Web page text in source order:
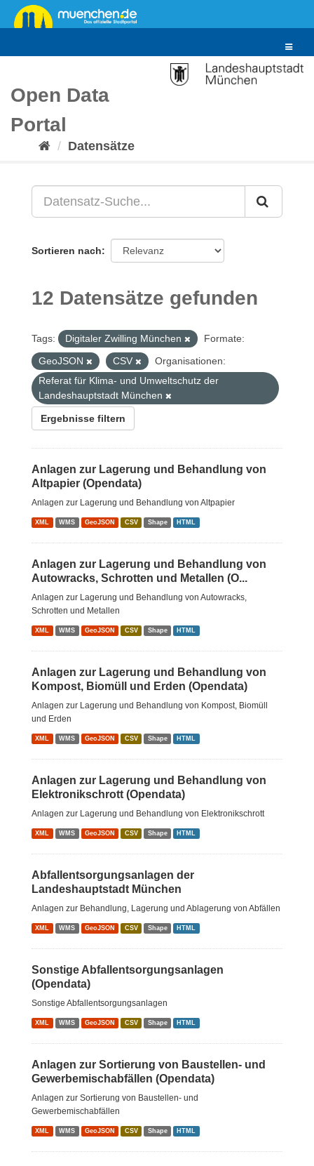
Überspringen
zum
Toggle
Open Data
Portal
Datensätze
Sortieren nach
12 Datensätze gefunden
Tags: Digitaler Zwilling München
Formate:
GeoJSON
CSV
Organisationen:
Referat für Klima- und Umweltschutz der
Landeshauptstadt München
Ergebnisse filtern
Anlagen zur Lagerung und Behandlung von
Altpapier (Opendata)
Anlagen zur Lagerung und Behandlung von Altpapier
XML WMS GeoJSON CSV Shape HTML
Anlagen zur Lagerung und Behandlung von
Autowracks, Schrotten und Metallen (O...
Anlagen zur Lagerung und Behandlung von Autowracks,
Schrotten und Metallen
XML WMS GeoJSON CSV Shape HTML
Anlagen zur Lagerung und Behandlung von
Kompost, Biomüll und Erden (Opendata)
Anlagen zur Lagerung und Behandlung von Kompost, Biomüll
und Erden
XML WMS GeoJSON CSV Shape HTML
Anlagen zur Lagerung und Behandlung von
Elektronikschrott (Opendata)
Anlagen zur Lagerung und Behandlung von Elektronikschrott
XML WMS GeoJSON CSV Shape HTML
Abfallentsorgungsanlagen der
Landeshauptstadt München
Anlagen zur Behandlung, Lagerung und Ablagerung von Abfällen
XML WMS GeoJSON CSV Shape HTML
Sonstige Abfallentsorgungsanlagen
(Opendata)
Sonstige Abfallentsorgungsanlagen
XML WMS GeoJSON CSV Shape HTML
Anlagen zur Sortierung von Baustellen- und
Gewerbemischabfällen (Opendata)
Anlagen zur Sortierung von Baustellen- und
Gewerbemischabfällen
XML WMS GeoJSON CSV Shape HTML